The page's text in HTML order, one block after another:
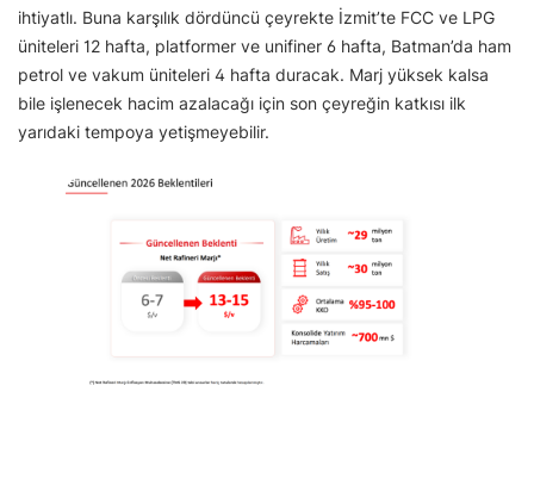
ihtiyatlı. Buna karşılık dördüncü çeyrekte İzmit’te FCC ve LPG
üniteleri 12 hafta, platformer ve unifiner 6 hafta, Batman’da ham
petrol ve vakum üniteleri 4 hafta duracak. Marj yüksek kalsa
bile işlenecek hacim azalacağı için son çeyreğin katkısı ilk
yarıdaki tempoya yetişmeyebilir.